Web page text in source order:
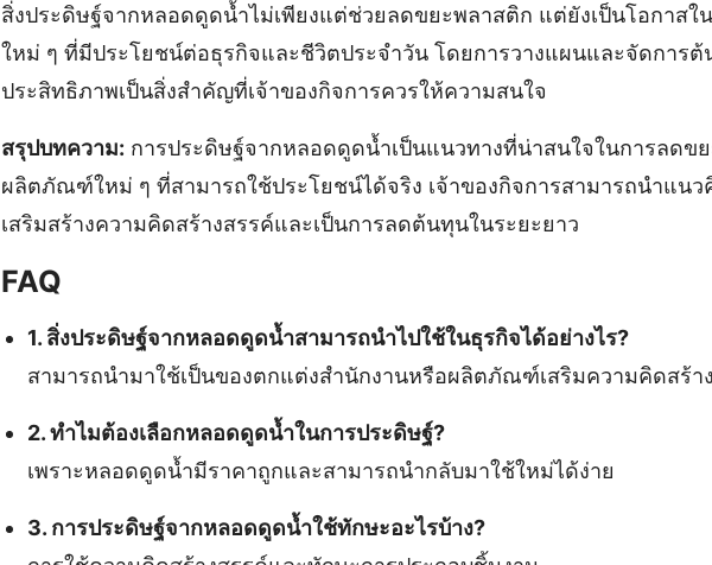
สิ่งประดิษฐ์จากหลอดดูดน้ำไม่เพียงแต่ช่วยลดขยะพลาสติก แต่ยังเป็นโอกาสใ
ใหม่ ๆ ที่มีประโยชน์ต่อธุรกิจและชีวิตประจำวัน โดยการวางแผนและจัดการต้
ประสิทธิภาพเป็นสิ่งสำคัญที่เจ้าของกิจการควรให้ความสนใจ
สรุปบทความ: การประดิษฐ์จากหลอดดูดน้ำเป็นแนวทางที่น่าสนใจในการลดข
ผลิตภัณฑ์ใหม่ ๆ ที่สามารถใช้ประโยชน์ได้จริง เจ้าของกิจการสามารถนำแนว
เสริมสร้างความคิดสร้างสรรค์และเป็นการลดต้นทุนในระยะยาว
FAQ
1. สิ่งประดิษฐ์จากหลอดดูดน้ำสามารถนำไปใช้ในธุรกิจได้อย่างไร?
สามารถนำมาใช้เป็นของตกแต่งสำนักงานหรือผลิตภัณฑ์เสริมความคิดสร้า
2. ทำไมต้องเลือกหลอดดูดน้ำในการประดิษฐ์?
เพราะหลอดดูดน้ำมีราคาถูกและสามารถนำกลับมาใช้ใหม่ได้ง่าย
3. การประดิษฐ์จากหลอดดูดน้ำใช้ทักษะอะไรบ้าง?